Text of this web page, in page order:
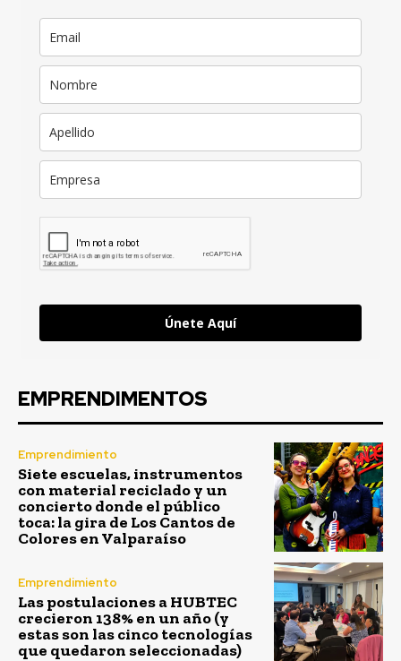
Únete Aquí
EMPRENDIMENTOS
Emprendimiento
Siete escuelas, instrumentos
con material reciclado y un
concierto donde el público
toca: la gira de Los Cantos de
Colores en Valparaíso
Emprendimiento
Las postulaciones a HUBTEC
crecieron 138% en un año (y
estas son las cinco tecnologías
que quedaron seleccionadas)